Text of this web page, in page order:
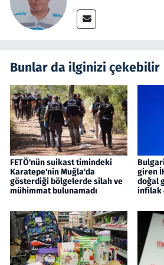
Bunlar da ilginizi çekebilir
FETÖ'nün suikast timindeki
Karatepe'nin Muğla'da
gösterdiği bölgelerde silah ve
mühimmat bulunamadı
giren
doğal
infilak